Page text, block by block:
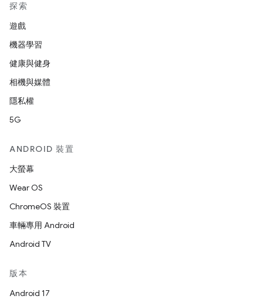
探索
遊戲
機器學習
健康與健身
相機與媒體
隱私權
5G
ANDROID 裝置
大螢幕
Wear OS
ChromeOS 裝置
車輛專用 Android
Android TV
版本
Android 17